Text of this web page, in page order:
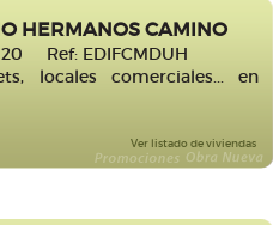
HERMANOS CAMINO
Ref: EDIFCMDUH
locales comerciales... en
Ver listado de viviendas